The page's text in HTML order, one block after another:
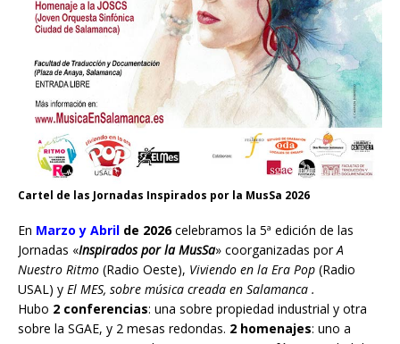
Cartel de las Jornadas Inspirados por la MusSa 2026
En Marzo y Abril de 2026celebramos la 5ª edición de las
Jornadas «Inspirados por la MusSa» coorganizadas porA
Nuestro Ritmo (Radio Oeste), Viviendo en la Era Pop (Radio
USAL) y El MES, sobre música creada en Salamanca .
Hubo 2 conferencias: una sobre propiedad industrial y otra
sobre la SGAE, y 2 mesas redondas. 2 homenajes: uno a